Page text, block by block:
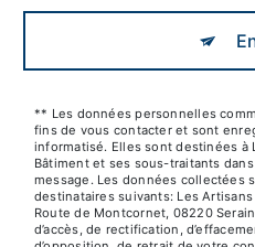
** Les données personnelles
fins de vous contacter et sont
informatisé. Elles sont destinées à
Bâtiment et ses sous-traitants
message. Les données collectées
destinataires suivants: Les
Route de Montcornet, 08220
d’accès, de rectification,